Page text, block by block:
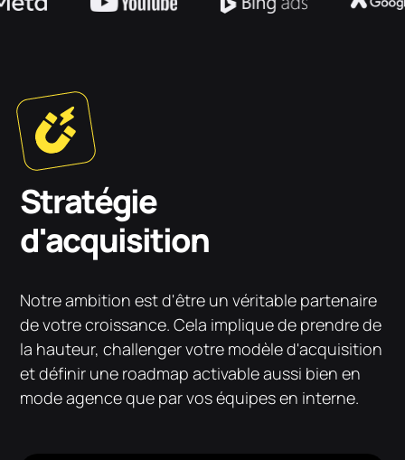
Stratégie
d'acquisition
Notre ambition est d'être un véritable partenaire
de votre croissance. Cela implique de prendre de
la hauteur, challenger votre modèle d'acquisition
et définir une roadmap activable aussi bien en
mode agence que par vos équipes en interne.